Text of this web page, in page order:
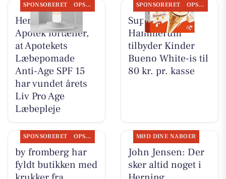
SPONSORERET OPSLAGSTAVLEN
Herning Løve
Apotek fortæller,
at Apotekets
Læbepomade
Anti-Age SPF 15
har vundet årets
Liv Pro Age
Læbepleje
SPONSORERET OPSLAGSTAVLEN
SuperBrugsen
Hammerum
tilbyder Kinder
Bueno White-is til
80 kr. pr. kasse
SPONSORERET OPSLAGSTAVLEN
by fromberg har
fyldt butikken med
MØD DINE NABOER
John Jensen: Der
sker altid noget i